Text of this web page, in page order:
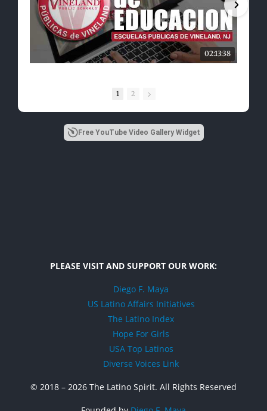
02:13:38
1 2
Free YouTube Video Gallery Widget
PLEASE VISIT AND SUPPORT OUR WORK:
Diego F. Maya
US Latino Affairs Initiatives
The Latino Index
Hope For Girls
USA Top Latinos
Diverse Voices Link
© 2018 – 2026 The Latino Spirit. All Rights Reserved